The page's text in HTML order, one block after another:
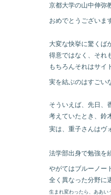
京都大学の山中伸弥
おめでとうございま
大変な快挙に驚くば
得意ではなく、それ
もちろんそれはサイ
実を結ぶのはすごい
そういえば、先日、
考えていたとき、鈴
実は、重子さんはヴ
法学部出身で勉強を
やがてはブルーノー
全く異なった分野に
生まれ変わったら、ああい